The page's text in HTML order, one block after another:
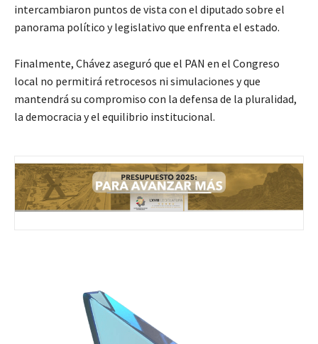
intercambiaron puntos de vista con el diputado sobre el
panorama político y legislativo que enfrenta el estado.
Finalmente, Chávez aseguró que el PAN en el Congreso
local no permitirá retrocesos ni simulaciones y que
mantendrá su compromiso con la defensa de la pluralidad,
la democracia y el equilibrio institucional.